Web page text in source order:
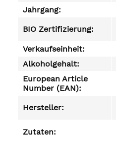
Jahrgang:
BIO Zertifizierung:
Verkaufseinheit:
Alkoholgehalt:
European Article
Number (EAN):
Hersteller:
Zutaten: